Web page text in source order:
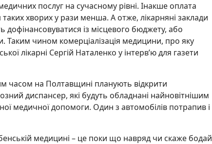
послуг на сучасному рівні. Інакше оплата
таких хворих у рази менша. А отже, лікарняні заклади
дофінансовуватися із місцевого бюджету, або
Таким чином комерціалізація медицини, про яку
лікарні Сергій Наталенко у інтерв’ю для газети
часом на Полтавщині планують відкрити
диспансер, які будуть обладнані найновітнішим
медичної допомоги. Один з автомобілів потрапив і
медицині – це поки що навряд чи скаже бодай